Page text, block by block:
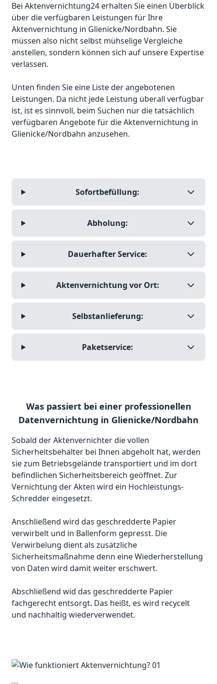
Bei Aktenvernichtung24 erhalten Sie einen Überblick
über die verfügbaren Leistungen für Ihre
Aktenvernichtung in Glienicke/Nordbahn. Sie
müssen also nicht selbst mühselige Vergleiche
anstellen, sondern können sich auf unsere Expertise
verlassen.
Unten finden Sie eine Liste der angebotenen
Leistungen. Da nicht jede Leistung überall verfügbar
ist, ist es sinnvoll, beim Suchen nur die tatsächlich
verfügbaren Angebote für die Aktenvernichtung in
Glienicke/Nordbahn anzusehen.
Sofortbefüllung:
Abholung:
Dauerhafter Service:
Aktenvernichtung vor Ort:
Selbstanlieferung:
Paketservice:
Was passiert bei einer professionellen
Datenvernichtung in Glienicke/Nordbahn
Sobald der Aktenvernichter die vollen
Sicherheitsbehälter bei Ihnen abgeholt hat, werden
sie zum Betriebsgelände transportiert und im dort
befindlichen Sicherheitsbereich geöffnet. Zur
Vernichtung der Akten wird ein Hochleistungs-
Schredder eingesetzt.
Anschließend wird das geschredderte Papier
verwirbelt und in Ballenform gepresst. Die
Verwirbelung dient als zusätzliche
Sicherheitsmaßnahme denn eine Wiederherstellung
von Daten wird damit weiter erschwert.
Abschließend wid das geschredderte Papier
fachgerecht entsorgt. Das heißt, es wird recycelt
und nachhaltig wiederverwendet.